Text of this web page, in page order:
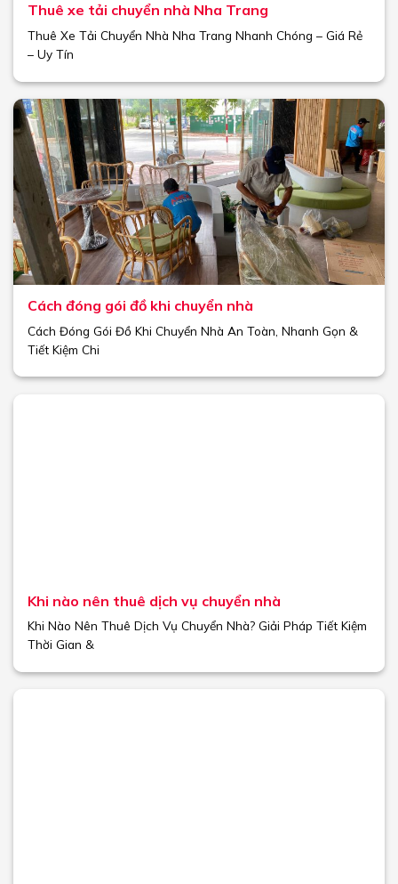
Thuê xe tải chuyển nhà Nha Trang
Thuê Xe Tải Chuyển Nhà Nha Trang Nhanh Chóng – Giá Rẻ
– Uy Tín
Cách đóng gói đồ khi chuyển nhà
Cách Đóng Gói Đồ Khi Chuyển Nhà An Toàn, Nhanh Gọn &
Tiết Kiệm Chi
Khi nào nên thuê dịch vụ chuyển nhà
Khi Nào Nên Thuê Dịch Vụ Chuyển Nhà? Giải Pháp Tiết Kiệm
Thời Gian &